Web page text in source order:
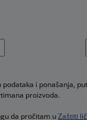
i ponašanja,
proizvoda.
da pročitam uZaštiti